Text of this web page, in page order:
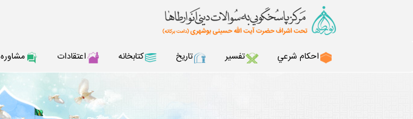
احكام شرعي تفسير تاريخ كتابخانه اعتقادات مشاوره